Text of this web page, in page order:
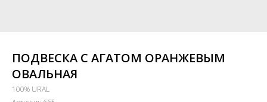
ПОДВЕСКА С АГАТОМ ОРАНЖЕВЫМ
ОВАЛЬНАЯ
100% URAL